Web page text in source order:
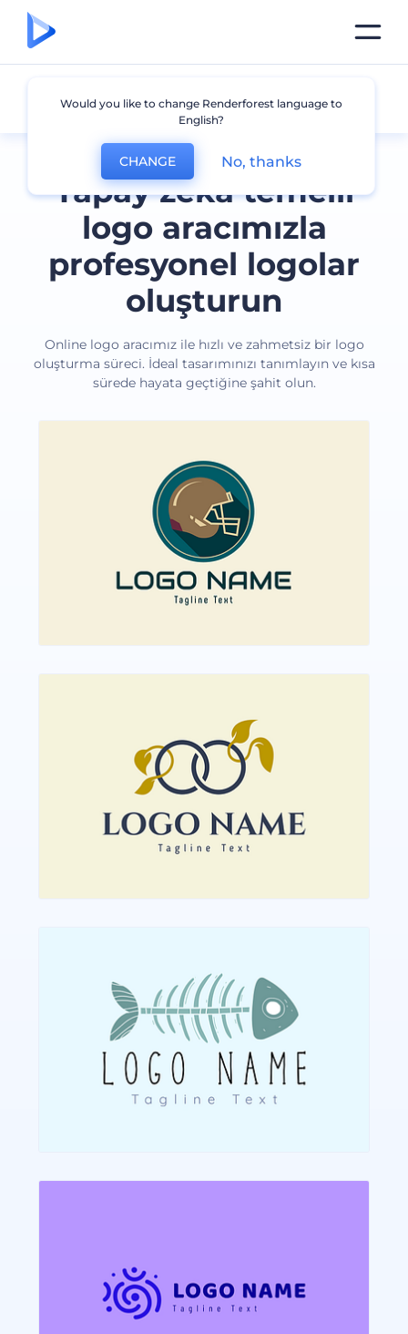
Yapay zeka temelli
logo aracımızla
profesyonel logolar
oluşturun
Online logo aracımız ile hızlı ve zahmetsiz bir logo
oluşturma süreci. İdeal tasarımınızı tanımlayın ve kısa
sürede hayata geçtiğine şahit olun.
Tüm logolar
Would you like to change Renderforest language to
English?
CHANGE No, thanks